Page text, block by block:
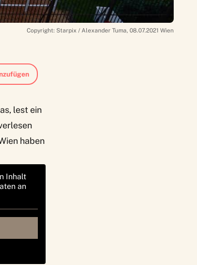
Copyright: Starpix / Alexander Tuma, 08.07.2021 Wien
lest ein
haben
Inhalt
an